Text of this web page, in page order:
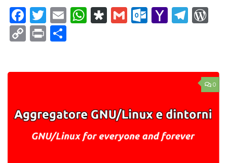
Facebook
Twitter
EmailWhatsApp
Diaspora
Gmail Yahoo
CopyPrint
0